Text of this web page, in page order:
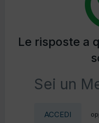
Le risposte a
Sei un
ACCEDI